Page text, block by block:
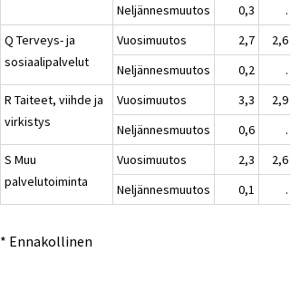
Neljännesmuutos
0,3 .
Q Terveys- ja
sosiaalipalvelut
Vuosimuutos 2,7 2,6
Neljännesmuutos
0,2 .
R Taiteet, viihde ja
virkistys
Vuosimuutos 3,3 2,9
Neljännesmuutos
0,6 .
S Muu
palvelutoiminta
Vuosimuutos 2,3 2,6
Neljännesmuutos
0,1 .
* Ennakollinen